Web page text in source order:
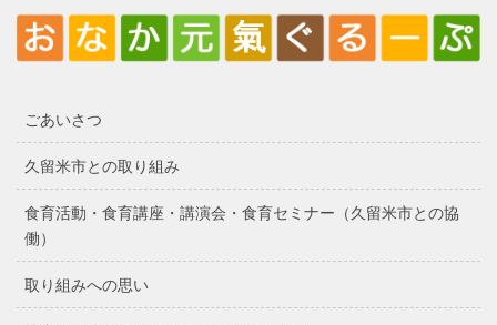
ごあいさつ
久留米市との取り組み
食育活動・食育講座・講演会・食育セミナー（久留米市との協
働）
取り組みへの思い